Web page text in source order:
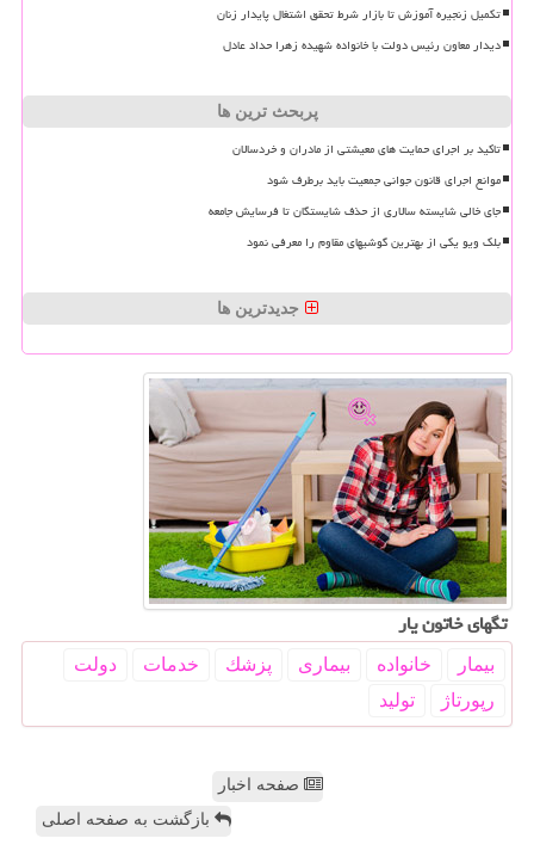
تکمیل زنجیره آموزش تا بازار شرط تحقق اشتغال پایدار زنان
دیدار معاون رئیس دولت با خانواده شهیده زهرا حداد عادل
پربحث ترین ها
تاکید بر اجرای حمایت های معیشتی از مادران و خردسالان
موانع اجرای قانون جوانی جمعیت باید برطرف شود
جای خالی شایسته سالاری از حذف شایستگان تا فرسایش جامعه
بلک ویو یکی از بهترین گوشیهای مقاوم را معرفی نمود
جدیدترین ها
تگهای خاتون یار
بیمار خانواده بیماری پزشك خدمات
دولت
رپورتاژ
تولید
صفحه اخبار
بازگشت به صفحه اصلی